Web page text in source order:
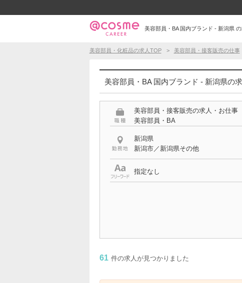
美容部員・BA 国内ブランド - 新潟県 の
美容部員・化粧品の求人TOP 美容部員・接客販売の仕事
美容部員・BA 国内ブランド - 新潟県の
美容部員・接客販売の求人・お仕事
美容部員・BA
新潟県
新潟市／新潟県その他
指定なし
61 件の求人が見つかりました